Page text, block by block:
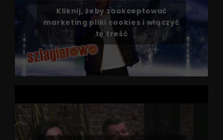
Kliknij, żeby zaakceptować
marketing pliki cookies i włączyć
tę treść